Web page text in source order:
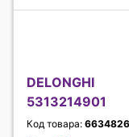
DELONGHI
5313214901
Код товара: 6634826